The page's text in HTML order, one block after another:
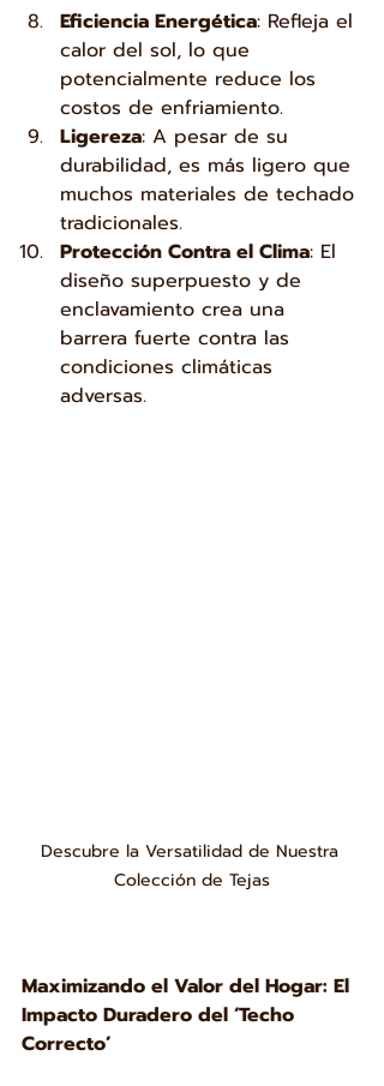
Eficiencia Energética: Refleja el
calor del sol, lo que
potencialmente reduce los
costos de enfriamiento.
Ligereza: A pesar de su
durabilidad, es más ligero que
muchos materiales de techado
tradicionales.
Protección Contra el Clima: El
diseño superpuesto y de
enclavamiento crea una
barrera fuerte contra las
condiciones climáticas
adversas.
Descubre la Versatilidad de Nuestra
Colección de Tejas
Maximizando el Valor del Hogar: El
Impacto Duradero del ‘Techo
Correcto’